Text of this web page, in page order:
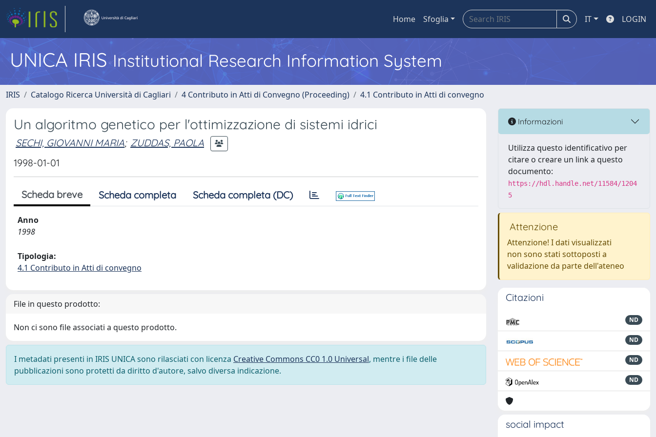
Home Sfoglia IT LOGIN
UNICA IRISInstitutional Research Information System
IRIS Catalogo Ricerca Università di Cagliari 4 Contributo in Atti di Convegno (Proceeding) 4.1 Contributo in Atti di convegno
Un algoritmo genetico per l'ottimizzazione di sistemi idrici
SECHI, GIOVANNI MARIA; ZUDDAS, PAOLA
1998-01-01
Scheda breve Scheda completa Scheda completa (DC)
Anno
1998
Tipologia:
4.1 Contributo in Atti di convegno
File in questo prodotto:
Non ci sono file associati a questo prodotto.
I metadati presenti in IRIS UNICA sono rilasciati con licenza Creative Commons CC0 1.0 Universal, mentre i file delle
pubblicazioni sono protetti da diritto d'autore, salvo diversa indicazione.
Informazioni
Utilizza questo identificativo per
citare o creare un link a questo
documento:
https://hdl.handle.net/11584/1204
5
Attenzione
Attenzione! I dati visualizzati
non sono stati sottoposti a
validazione da parte dell'ateneo
Citazioni
ND
ND
ND
ND
social impact